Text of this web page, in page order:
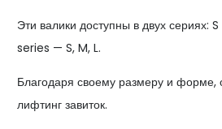
Эти валики доступны в двух сериях:
series — S, M, L.
Благодаря своему размеру и
лифтинг завиток.